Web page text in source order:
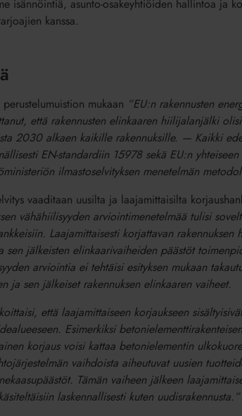
isännöintiä, asunto-osakeyhtiöiden hallintoa ja
kanssa.
perustelumuistion mukaan ”EU:n rakennusten
että rakennusten elinkaaren hiilijalanjälki
2030 alkaen kaikille rakennuksille. — Kaikki
EN-standardiin 15978 sekä EU:n
ilmastoselvityksen menetelmän
vaaditaan uusilta ja laajamittaisilta
vähähiilisyyden arviointimenetelmää tulisi
Laajamittaisesti korjattavan
sen jälkeisten elinkaarivaiheiden päästöt
arviointia ei tehtäisi esityksen mukaan
ja sen jälkeiset rakennuksen elinkaaren vaiheet.
että laajamittaiseen korjaukseen
Esimerkiksi
korjaus voisi kattaa betonielementin
vaihdoista aiheutuvat uusien
Tämän vaiheen jälkeen
laskennallisesti kuten uudisrakennusta.”